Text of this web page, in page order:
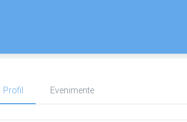
Profil Evenimente